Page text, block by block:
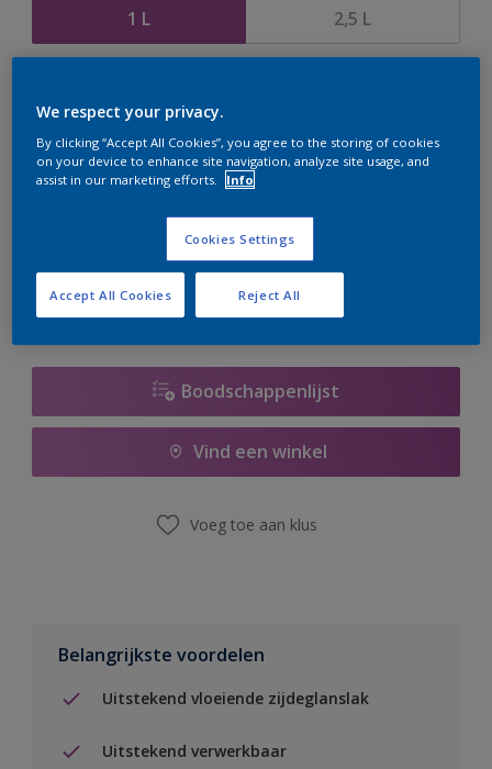
1 L 2,5 L
er hard aan om de voorraad aan te vullen.
Boodschappenlijst
Vind een winkel
Voeg toe aan klus
Belangrijkste voordelen
Uitstekend vloeiende zijdeglanslak
Uitstekend verwerkbaar
We respect your privacy.
By clicking “Accept All Cookies”, you agree to the storing of cookies
on your device to enhance site navigation, analyze site usage, and
assist in our marketing efforts.
Info
Cookies Settings
Reject All
Accept All Cookies